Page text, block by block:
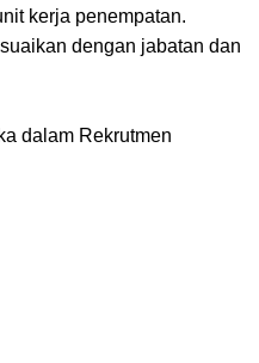
kerja penempatan.
dengan jabatan dan
dalam Rekrutmen